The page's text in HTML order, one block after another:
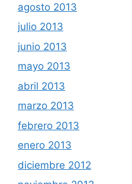
agosto 2013
julio 2013
junio 2013
mayo 2013
abril 2013
marzo 2013
febrero 2013
enero 2013
diciembre 2012